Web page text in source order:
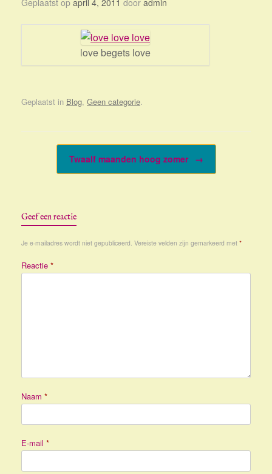
Geplaatst op april 4, 2011 door admin
love begets love
Geplaatst in Blog, Geen categorie.
Twaalf maanden hoog zomer →
Geef een reactie
Je e-mailadres wordt niet gepubliceerd. Vereiste velden zijn gemarkeerd met *
Reactie *
Naam *
E-mail *